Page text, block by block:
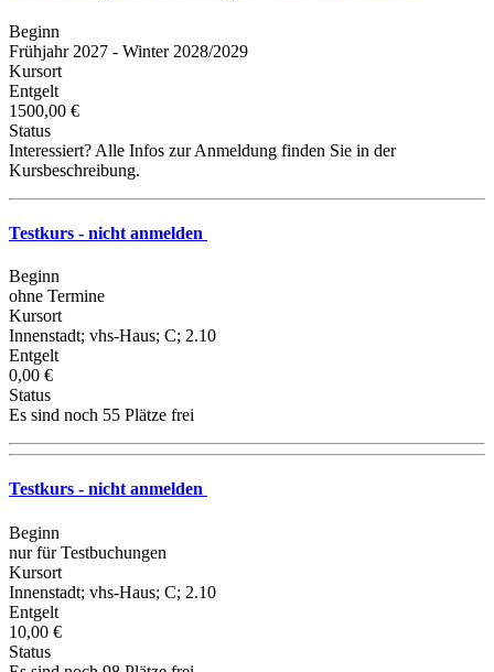
Beginn
Frühjahr 2027 - Winter 2028/2029
Kursort
Entgelt
1500,00 €
Status
Interessiert? Alle Infos zur Anmeldung finden Sie in der
Kursbeschreibung.
Testkurs - nicht anmelden
Beginn
ohne Termine
Kursort
Innenstadt; vhs-Haus; C; 2.10
Entgelt
0,00 €
Status
Es sind noch 55 Plätze frei
Testkurs - nicht anmelden
Beginn
nur für Testbuchungen
Kursort
Innenstadt; vhs-Haus; C; 2.10
Entgelt
10,00 €
Status